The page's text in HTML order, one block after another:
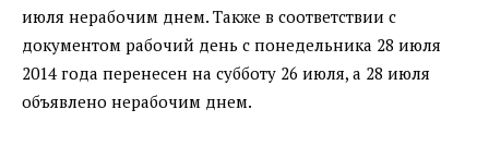
июля нерабочим днем. Также в соответствии с
документом рабочий день с понедельника 28 июля
2014 года перенесен на субботу 26 июля, а 28 июля
объявлено нерабочим днем.